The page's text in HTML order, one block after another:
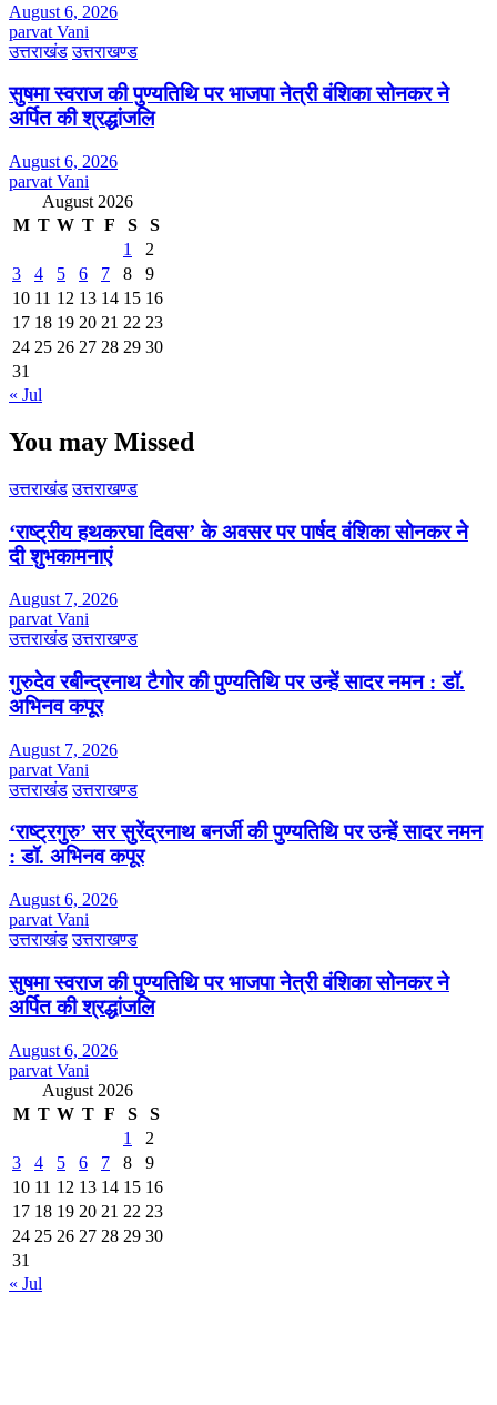
August 6, 2026
parvat Vani
उत्तराखंड उत्तराखण्ड
सुषमा स्वराज की पुण्यतिथि पर भाजपा नेत्री वंशिका सोनकर ने
अर्पित की श्रद्धांजलि
August 6, 2026
parvat Vani
August 2026
M T W T F S
S
1
2
3
4 5 6 7 8
9
10 11 12 13 14 15 16
17 18 19 20 21 22 23
24 25 26 27 28 29 30
31
« Jul
You may Missed
उत्तराखंड उत्तराखण्ड
‘राष्ट्रीय हथकरघा दिवस’ के अवसर पर पार्षद वंशिका सोनकर ने
दी शुभकामनाएं
August 7, 2026
parvat Vani
उत्तराखंड उत्तराखण्ड
गुरुदेव रबीन्द्रनाथ टैगोर की पुण्यतिथि पर उन्हें सादर नमन : डॉ.
अभिनव कपूर
August 7, 2026
parvat Vani
उत्तराखंड उत्तराखण्ड
‘राष्ट्रगुरु’ सर सुरेंद्रनाथ बनर्जी की पुण्यतिथि पर उन्हें सादर नमन
: डॉ. अभिनव कपूर
August 6, 2026
parvat Vani
उत्तराखंड उत्तराखण्ड
सुषमा स्वराज की पुण्यतिथि पर भाजपा नेत्री वंशिका सोनकर ने
अर्पित की श्रद्धांजलि
August 6, 2026
parvat Vani
August 2026
M T W T F S
S
1
2
3
4 5 6 7 8
9
10 11 12 13 14 15 16
17 18 19 20 21 22 23
24 25 26 27 28 29 30
31
« Jul